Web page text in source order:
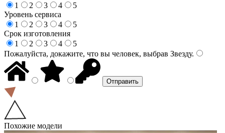
1
2 3 4
5
Уровень сервиса
1
2 3 4
5
Срок изготовления
1
2 3 4
5
Пожалуйста, докажите, что вы человек, выбрав Звезду.
Похожие модели